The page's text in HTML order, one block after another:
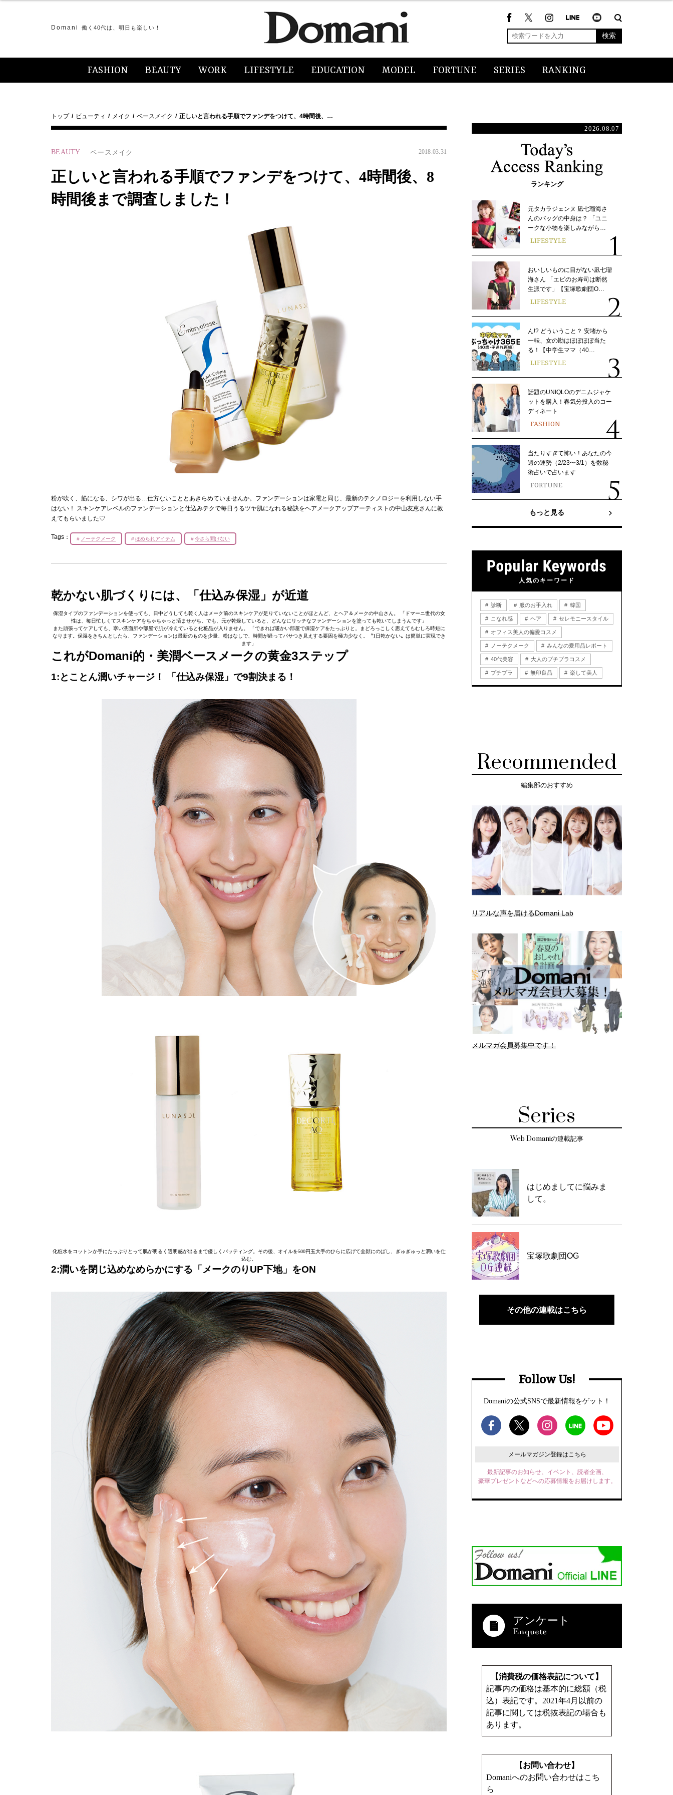
Domani 働く40代は、明日も楽しい！
検索
FASHION BEAUTY WORK LIFESTYLE EDUCATION MODEL FORTUNE SERIES RANKING
トップ ビューティ メイク ベースメイク 正しいと言われる手順でファンデをつけて、4時間後、…
BEAUTY ベースメイク 2018.03.31
正しいと言われる手順でファンデをつけて、4時間後、8
時間後まで調査しました！
粉が吹く、筋になる、シワが出る…仕方ないこととあきらめていませんか。ファンデーションは家電と同じ、最新のテクノロジーを利用しない手
はない！ スキンケアレベルのファンデーションと仕込みテクで毎日うるツヤ肌になれる秘訣をヘアメークアップアーティストの中山友恵さんに教
えてもらいました♡
Tags： ノーテクメーク ほめられアイテム 今さら聞けない
乾かない肌づくりには、「仕込み保湿」が近道
保湿タイプのファンデーションを使っても、日中どうしても乾く人はメーク前のスキンケアが足りていないことがほとんど、とヘア＆メークの中山さん。 「ドマーニ世代の女
性は、毎日忙しくてスキンケアをちゃちゃっと済ませがち。でも、元が乾燥していると、どんなにリッチなファンデーションを塗っても乾いてしまうんです」
また頑張ってケアしても、寒い洗面所や部屋で肌が冷えていると化粧品が入りません。 「できれば暖かい部屋で保湿ケアをたっぷりと。まどろっこしく思えてもむしろ時短に
なります。保湿をきちんとしたら、ファンデーションは最新のものを少量、粉はなしで、時間が経ってパサつき見えする要因を極力少なく。〝1日乾かない〟は簡単に実現でき
ます」
これがDomani的・美潤ベースメークの黄金3ステップ
1:とことん潤いチャージ！ 「仕込み保湿」で9割決まる！
化粧水をコットンか手にたっぷりとって肌が明るく透明感が出るまで優しくパッティング。その後、オイルを500円玉大手のひらに広げて全顔にのばし、ぎゅぎゅっと潤いを仕
込む。
2:潤いを閉じ込めなめらかにする「メークのりUP下地」をON
2026.08.07
ランキング
元タカラジェンヌ 凪七瑠海さ
んのバッグの中身は？ 「ユニ
ークな小物を楽しみながら…
LIFESTYLE
おいしいものに目がない凪七瑠
海さん 「エビのお寿司は断然
生派です」【宝塚歌劇団O…
LIFESTYLE
ん!? どういうこと？ 安堵から
一転、女の勘はほぼほぼ当た
る！【中学生ママ（40…
LIFESTYLE
話題のUNIQLOのデニムジャケ
ットを購入！春気分投入のコー
ディネート
FASHION
当たりすぎて怖い！あなたの今
週の運勢（2/23〜3/1）を数秘
術占いで占います
FORTUNE
もっと見る
人気のキーワード
診断 服のお手入れ 韓国
こなれ感 ヘア セレモニースタイル
オフィス美人の偏愛コスメ
ノーテクメーク みんなの愛用品レポート
40代美容 大人のプチプラコスメ
プチプラ 無印良品 楽して美人
Recommended
編集部のおすすめ
リアルな声を届けるDomani Lab
メルマガ会員募集中です！
Series
Web Domaniの連載記事
はじめましてに悩みま
して。
宝塚歌劇団OG
その他の連載はこちら
Follow Us!
Domaniの公式SNSで最新情報をゲット！
メールマガジン登録はこちら
最新記事のお知らせ、イベント、読者企画、
豪華プレゼントなどへの応募情報をお届けします。
アンケート
【消費税の価格表記について】
記事内の価格は基本的に総額（税
込）表記です。2021年4月以前の
記事に関しては税抜表記の場合も
あります。
【お問い合わせ】
Domaniへのお問い合わせはこち
ら